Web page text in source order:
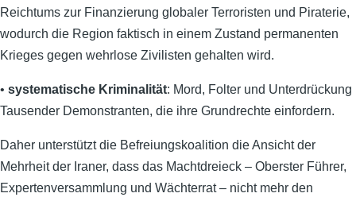
Reichtums zur Finanzierung globaler Terroristen und Piraterie,
wodurch die Region faktisch in einem Zustand permanenten
Krieges gegen wehrlose Zivilisten gehalten wird.
• systematische Kriminalität: Mord, Folter und Unterdrückung
Tausender Demonstranten, die ihre Grundrechte einfordern.
Daher unterstützt die Befreiungskoalition die Ansicht der
Mehrheit der Iraner, dass das Machtdreieck – Oberster Führer,
Expertenversammlung und Wächterrat – nicht mehr den